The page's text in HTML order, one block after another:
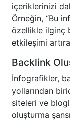
içeriklerinizi
Örneğin, “Bu
özellikle ilginç
etkileşimi
Backlink
İnfografikler,
yollarından
siteleri ve
oluşturma